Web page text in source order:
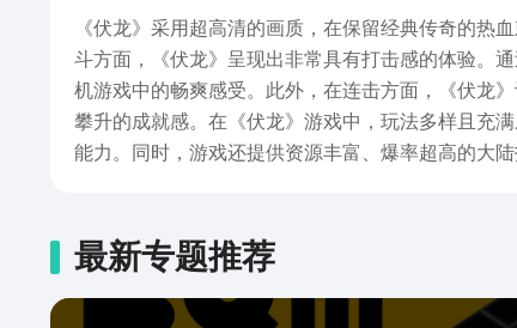
《伏龙》采用超高清的画质，在保留经典传奇的热
斗方面，《伏龙》呈现出非常具有打击感的体验。
机游戏中的畅爽感受。此外，在连击方面，《伏龙
攀升的成就感。在《伏龙》游戏中，玩法多样且充
能力。同时，游戏还提供资源丰富、爆率超高的大
外，参与各种活动和任务也是提升自己游戏水平和
的内容非常丰富。玩家可以通过每日签到获得稀有
此外，在游戏内还会不定期推出限时折扣活动，包
最新专题推荐